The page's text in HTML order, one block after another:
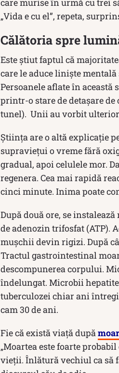
care murise în urmă cu trei
„Vida e cu el”, repeta,
Călătoria spre
Este știut faptul că
care le aduce liniște mentală
Persoanele aflate în
printr-o stare de detașare
tunel). Unii au vorbit
Știința are o altă explicație
supraviețui o vreme fără
gradual, apoi celulele mor.
regenera. Cea mai rapidă
cinci minute. Inima poate
După două ore, se
de adenozin trifosfat (ATP).
mușchii devin rigizi. După
Tractul gastrointestinal
descompunerea corpului.
îndelungat. Microbii
tuberculozei chiar ani
cam 30 de ani.
Fie că există viață după
„Moartea este foarte
vieții. Înlătură vechiul ca să